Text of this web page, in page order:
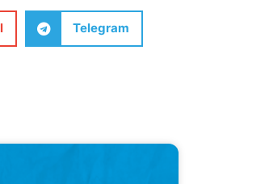
Telegram